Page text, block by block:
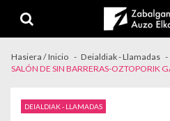
Hasiera / Inicio
Deialdiak - Llamadas
SALÓN DE SIN BARRERAS-OZTOPORIK
DEIALDIAK - LLAMADAS